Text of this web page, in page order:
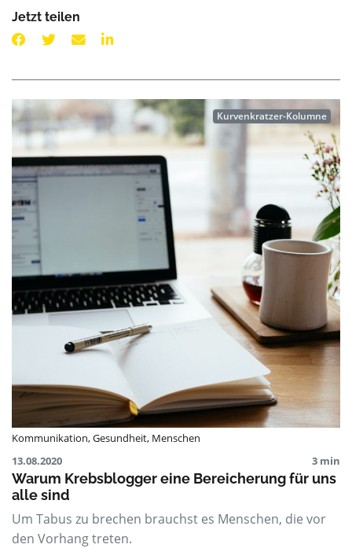
Jetzt teilen
Kurvenkratzer-Kolumne
Kommunikation,Gesundheit, Menschen
13.08.2020
3 min
Warum Krebsblogger eine Bereicherung für uns
alle sind
Um Tabus zu brechen brauchst es Menschen, die vor
den Vorhang treten.